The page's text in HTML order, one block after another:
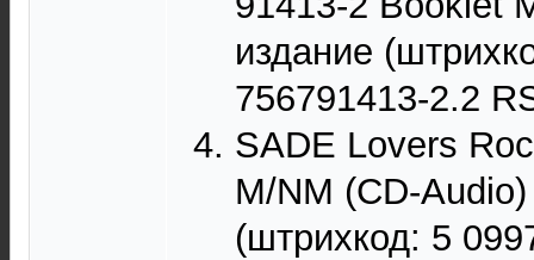
издание
756791413-2.2
SADE Lovers
M/NM (CD-
(штрихкод: 5